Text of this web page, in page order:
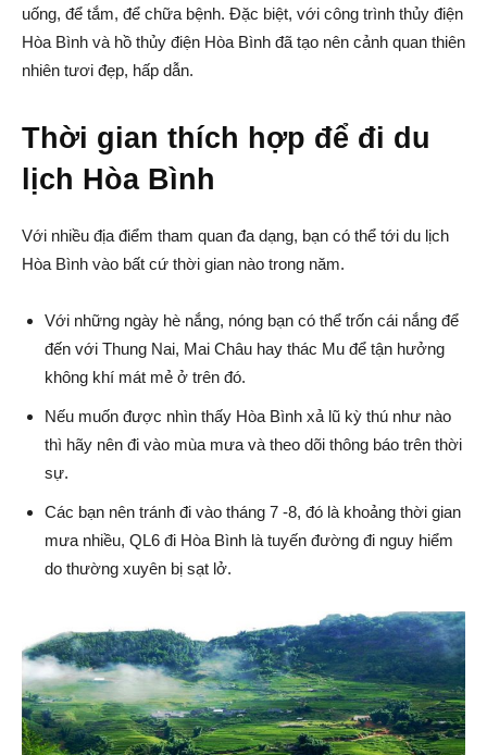
uống, để tắm, để chữa bệnh. Đặc biệt, với công trình thủy điện
Hòa Bình và hồ thủy điện Hòa Bình đã tạo nên cảnh quan thiên
nhiên tươi đẹp, hấp dẫn.
Thời gian thích hợp để đi du
lịch Hòa Bình
Với nhiều địa điểm tham quan đa dạng, bạn có thể tới du lịch
Hòa Bình vào bất cứ thời gian nào trong năm.
Với những ngày hè nắng, nóng bạn có thể trốn cái nắng để
đến với Thung Nai, Mai Châu hay thác Mu để tận hưởng
không khí mát mẻ ở trên đó.
Nếu muốn được nhìn thấy Hòa Bình xả lũ kỳ thú như nào
thì hãy nên đi vào mùa mưa và theo dõi thông báo trên thời
sự.
Các bạn nên tránh đi vào tháng 7 -8, đó là khoảng thời gian
mưa nhiều, QL6 đi Hòa Bình là tuyến đường đi nguy hiểm
do thường xuyên bị sạt lở.